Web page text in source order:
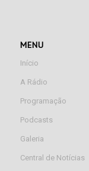
MENU
Início
A Rádio
Programação
Podcasts
Galeria
Central de Notícias